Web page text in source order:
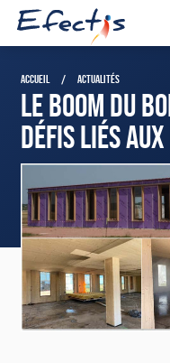
ACCUEIL ACTUALITÉS
LE BOOM DU
DÉFIS LIÉS